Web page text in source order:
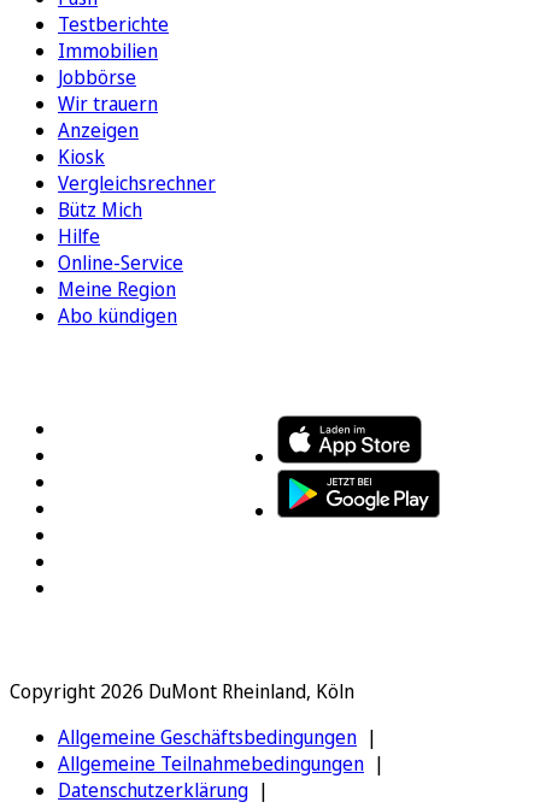
Testberichte
Immobilien
Jobbörse
Wir trauern
Anzeigen
Kiosk
Vergleichsrechner
Bütz Mich
Hilfe
Online-Service
Meine Region
Abo kündigen
Copyright 2026 DuMont Rheinland, Köln
Allgemeine Geschäftsbedingungen
Allgemeine Teilnahmebedingungen
Datenschutzerklärung